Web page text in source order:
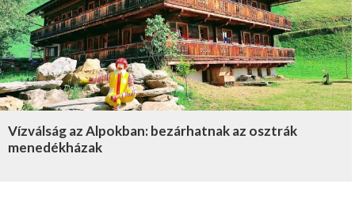
Vízválság az Alpokban: bezárhatnak az osztrák
menedékházak